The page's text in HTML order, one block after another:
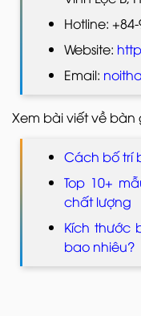
Hotline:
Website:
Email:
Xem bài viết về
Cách bố trí
Top 10+
chất lượng
Kích thước
bao nhiêu?